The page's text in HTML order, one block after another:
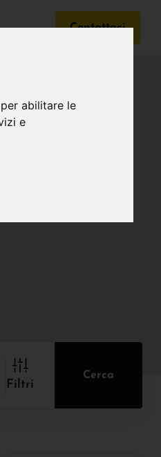
per abilitare le
e
Contattaci
Filtri
Cerca